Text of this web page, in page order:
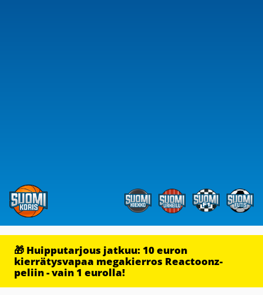
🎁 Huipputarjous jatkuu: 10 euron
kierrätysvapaa megakierros Reactoonz-
peliin - vain 1 eurolla!